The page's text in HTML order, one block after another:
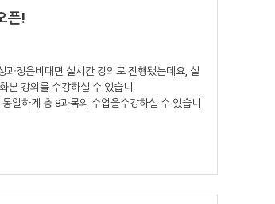
픈!
정은비대면 실시간 강의로 진행됐는데요, 실
본 강의를 수강하실 수 있습니
하게 총 8과목의 수업을수강하실 수 있습니